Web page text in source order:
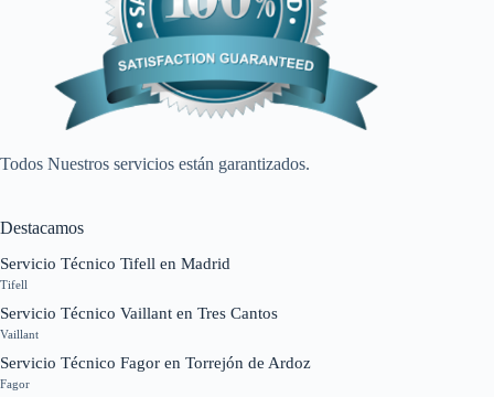
Todos Nuestros servicios están garantizados.
Destacamos
Servicio Técnico Tifell en Madrid
Tifell
Servicio Técnico Vaillant en Tres Cantos
Vaillant
Servicio Técnico Fagor en Torrejón de Ardoz
Fagor